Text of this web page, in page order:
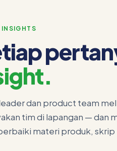
dan product team
tim di lapangan — dan
materi produk, skrip